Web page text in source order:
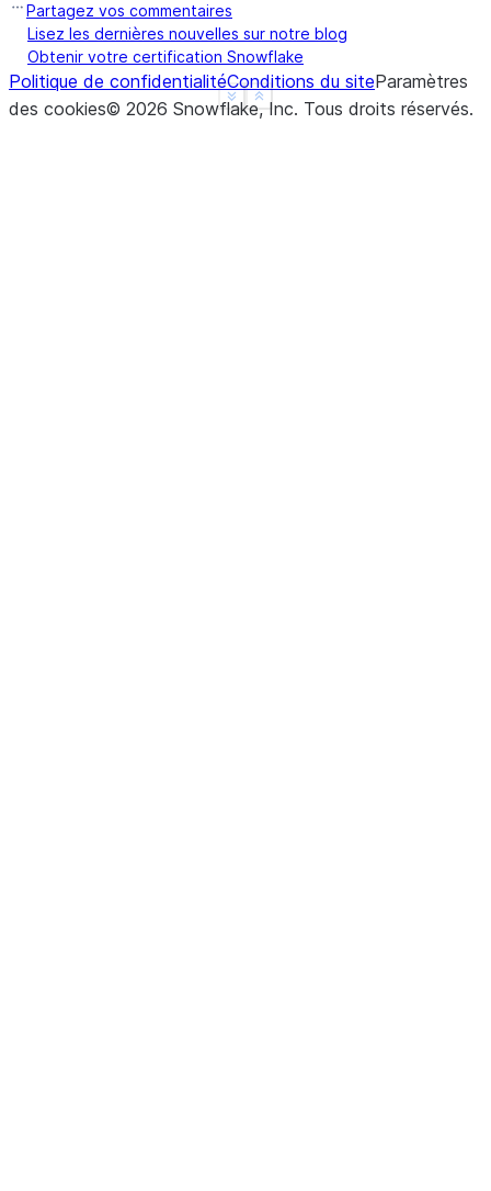
Show less
See more
Partagez vos commentaires
Lisez les dernières nouvelles sur notre blog
Obtenir votre certification Snowflake
Politique de confidentialitéConditions du siteParamètres
des cookies© 2026 Snowflake, Inc. Tous droits réservés.